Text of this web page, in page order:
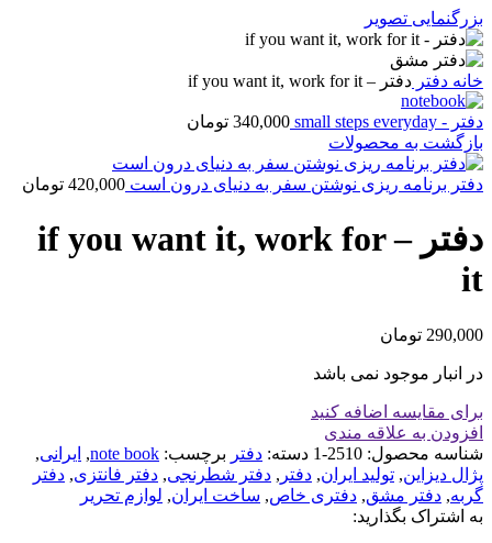
بزرگنمایی تصویر
خانه دفتر دفتر – if you want it, work for it
دفتر - small steps everyday 340,000 تومان
بازگشت به محصولات
دفتر برنامه ریزی نوشتن سفر به دنیای درون است 420,000 تومان
دفتر – if you want it, work for
it
290,000 تومان
در انبار موجود نمی باشد
برای مقایسه اضافه کنید
افزودن به علاقه مندی
شناسه محصول: 2510-1 دسته: دفتر برچسب: note book
, ایرانی,
پژال دیزاین, تولید ایران, دفتر , دفتر شطرنجی, دفتر فانتزی, دفتر
گربه, دفتر مشق, دفتری خاص, ساخت ایران, لوازم تحریر
به اشتراک بگذارید: